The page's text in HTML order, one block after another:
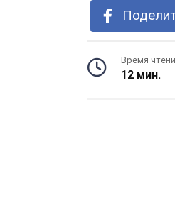
Время
12 мин.